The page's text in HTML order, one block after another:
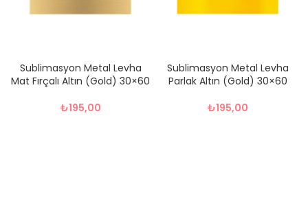
Sublimasyon Metal Levha
Mat Fırçalı Altın (Gold) 30×60
₺195,00
Sublimasyon Metal Levha
Parlak Altın (Gold) 30×60
₺195,00